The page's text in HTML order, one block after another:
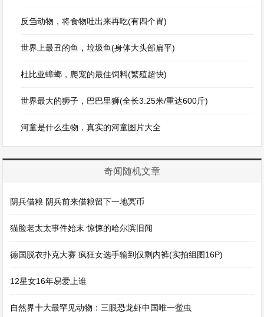
反刍动物，将食物吐出来再吃(有四个胃)
世界上最丑的鱼，垃圾鱼(身体大头部扁平)
杜比亚蟑螂，爬宠的最佳饲料(繁殖超快)
世界最大的狮子，巴巴里狮(全长3.25米/重达600斤)
河童是什么生物，真实的河童图片大全
奇闻随机文章
阴兵借粮 阴兵前来借粮留下一地冥币
猫脸老太太事件始末 惊悚的哈尔滨旧闻
德国脱衣扑克大赛 疯狂女选手输到仅剩内裤(实拍组图16P)
12星女16年易爱上谁
自然界十大最罕见动物：三眼恐龙虾中国唯一鲎虫